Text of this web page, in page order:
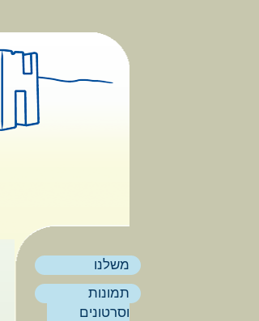
משלנו
תמונות
וסרטונים